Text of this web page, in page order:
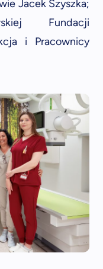
Jacek Szyszka;
Fundacji
i Pracownicy